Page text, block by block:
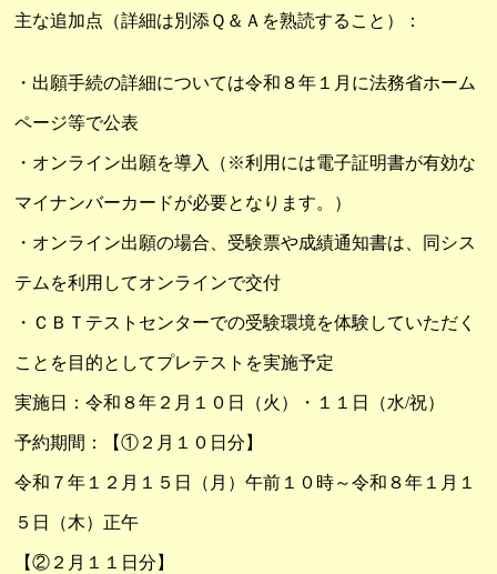
主な追加点（詳細は別添Ｑ＆Ａを熟読すること）：
・出願手続の詳細については令和８年１月に法務省ホーム
ページ等で公表
・オンライン出願を導入（※利用には電子証明書が有効な
マイナンバーカードが必要となります。）
・オンライン出願の場合、受験票や成績通知書は、同シス
テムを利用してオンラインで交付
・ＣＢＴテストセンターでの受験環境を体験していただく
ことを目的としてプレテストを実施予定
実施日：令和８年２月１０日（火）・１１日（水/祝）
予約期間：【①２月１０日分】
令和７年１２月１５日（月）午前１０時～令和８年１月１
５日（木）正午
【②２月１１日分】